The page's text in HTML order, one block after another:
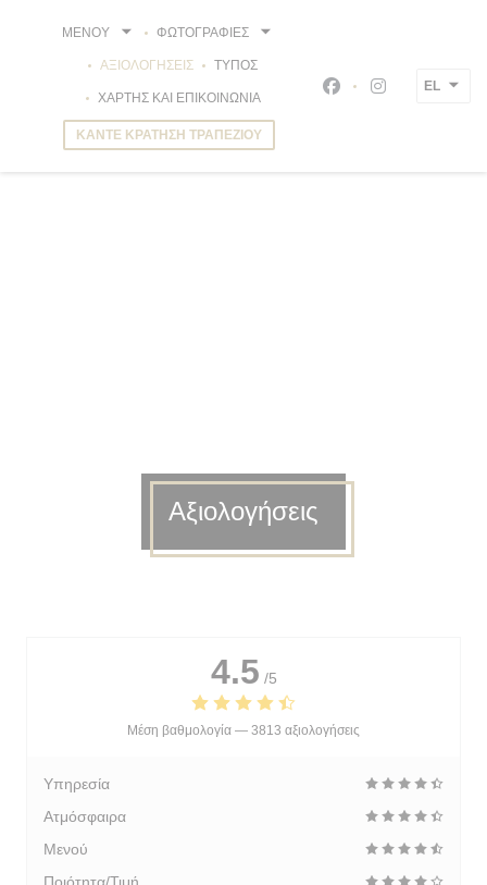
ΜΕΝΟΎ ΦΩΤΟΓΡΑΦΊΕΣ
ΑΞΙΟΛΟΓΉΣΕΙΣ ΤΎΠΟΣ
ΧΆΡΤΗΣ ΚΑΙ ΕΠΙΚΟΙΝΩΝΊΑ
ΚΆΝΤΕ ΚΡΆΤΗΣΗ ΤΡΑΠΕΖΙΟΎ
FacebookInstagram
EL
Αξιολογήσεις
4.5 /5
Μέση βαθμολογία — 3813 αξιολογήσεις
Υπηρεσία
Ατμόσφαιρα
Μενού